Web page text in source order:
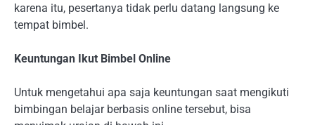
karena itu, pesertanya tidak perlu datang langsung ke
tempat bimbel.
Keuntungan Ikut Bimbel Online
Untuk mengetahui apa saja keuntungan saat mengikuti
bimbingan belajar berbasis online tersebut, bisa